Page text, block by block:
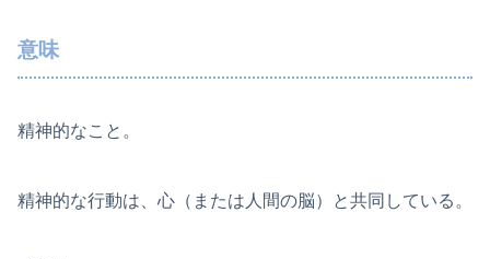
意味
精神的なこと。
精神的な行動は、心（または人間の脳）と共同している。